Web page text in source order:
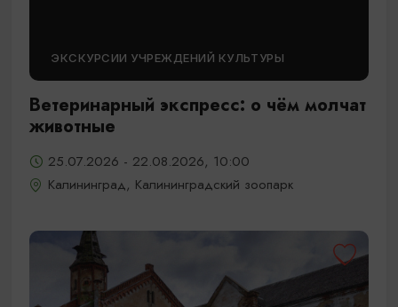
ЭКСКУРСИИ УЧРЕЖДЕНИЙ КУЛЬТУРЫ
Ветеринарный экспресс: о чём молчат
животные
25.07.2026 - 22.08.2026, 10:00
Калининград, Калининградский зоопарк